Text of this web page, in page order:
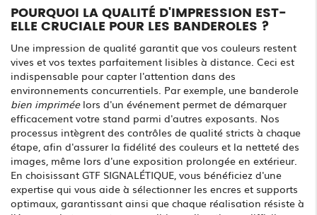
POURQUOI LA QUALITÉ D'IMPRESSION EST-
ELLE CRUCIALE POUR LES BANDEROLES ?
Une impression de qualité garantit que vos couleurs restent
vives et vos textes parfaitement lisibles à distance. Ceci est
indispensable pour capter l'attention dans des
environnements concurrentiels. Par exemple, une banderole
bien impriméelors d'un événement permet de démarquer
efficacement votre stand parmi d'autres exposants. Nos
processus intègrent des contrôles de qualité stricts à chaque
étape, afin d'assurer la fidélité des couleurs et la netteté des
images, même lors d'une exposition prolongée en extérieur.
En choisissant GTF SIGNALÉTIQUE, vous bénéficiez d'une
expertise qui vous aide à sélectionner les encres et supports
optimaux, garantissant ainsi que chaque réalisation résiste à